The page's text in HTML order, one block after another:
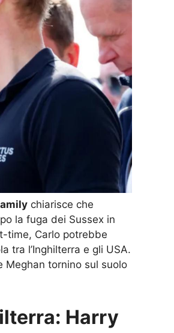
chiarisce che
la fuga dei Sussex in
time, Carlo potrebbe
tra l’Inghilterra e gli USA.
Meghan tornino sul suolo
Harry